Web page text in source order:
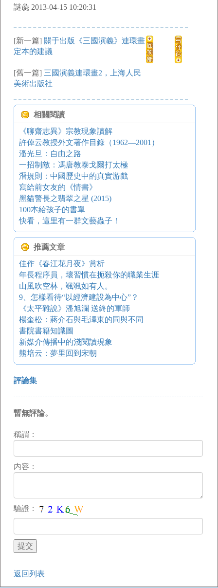
謎彘 2013-04-15 10:20:31
[新一篇] 關于出版《三國演義》連環畫
定本的建議
[舊一篇] 三國演義連環畫2，上海人民
美術出版社
相關閱讀
《聊齋志異》宗教現象讀解
許倬云教授外文著作目錄（1962—2001）
潘光旦：自由之路
一招制敵：馮唐教泰戈爾打太極
潛規則：中國歷史中的真實游戲
寫給前女友的《情書》
黑貓警長之翡翠之星 (2015)
100本給孩子的書單
快看，這里有一群文藝蟲子！
推薦文章
佳作《春江花月夜》賞析
年長程序員，壞習慣在扼殺你的職業生涯
山風吹空林，颯颯如有人。
9、怎樣看待“以經濟建設為中心”？
《太平雜說》潘旭瀾 送終的軍師
楊奎松：蔣介石與毛澤東的同與不同
書院書籍知識圖
新媒介傳播中的淺閱讀現象
熊培云：夢里回到宋朝
評論集
暫無評論。
稱謂：
内容：
驗證：
返回列表